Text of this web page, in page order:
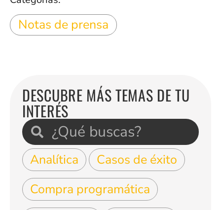
Notas de prensa
DESCUBRE MÁS TEMAS DE TU
INTERÉS
Analítica
Casos de éxito
Compra programática